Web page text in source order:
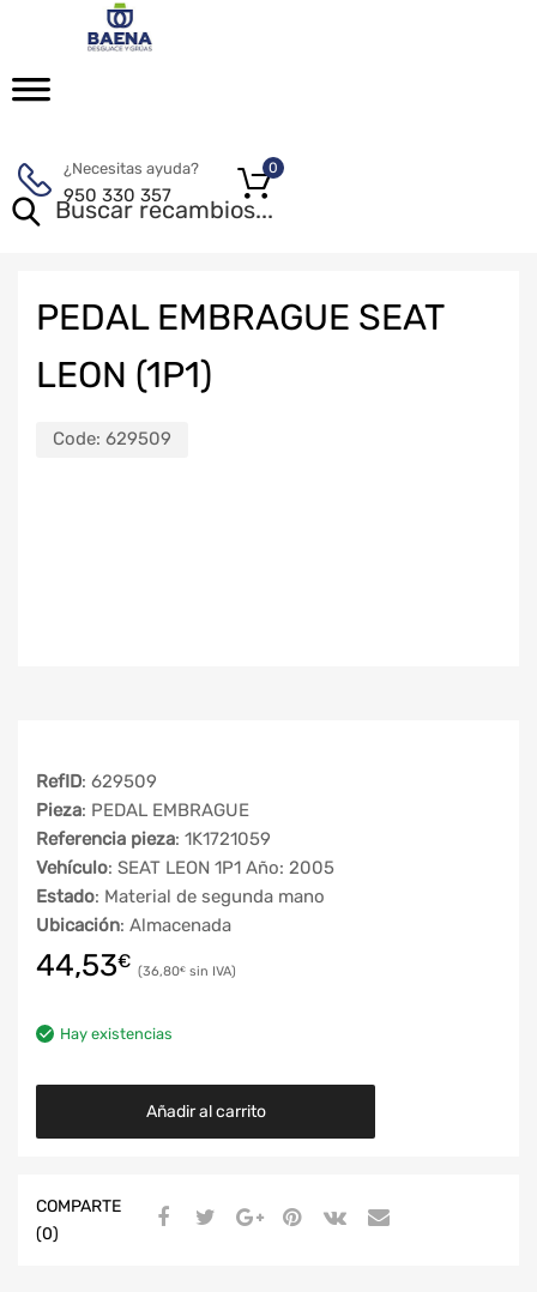
¿Necesitas ayuda?
950 330 357
0
PEDAL EMBRAGUE SEAT
LEON (1P1)
Code: 629509
RefID: 629509
Pieza: PEDAL EMBRAGUE
Referencia pieza: 1K1721059
Vehículo: SEAT LEON 1P1 Año: 2005
Estado: Material de segunda mano
Ubicación: Almacenada
44,53€ 36,80€
Hay existencias
Añadir al carrito
COMPARTE
(0)